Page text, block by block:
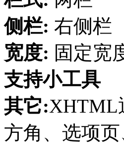
侧栏: 右侧栏
宽度: 固定宽
支持小工具
其它:XHTML
方角、选项页